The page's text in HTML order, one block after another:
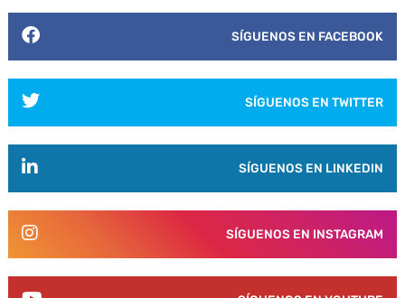
SÍGUENOS EN FACEBOOK
SÍGUENOS EN TWITTER
SÍGUENOS EN LINKEDIN
SÍGUENOS EN INSTAGRAM